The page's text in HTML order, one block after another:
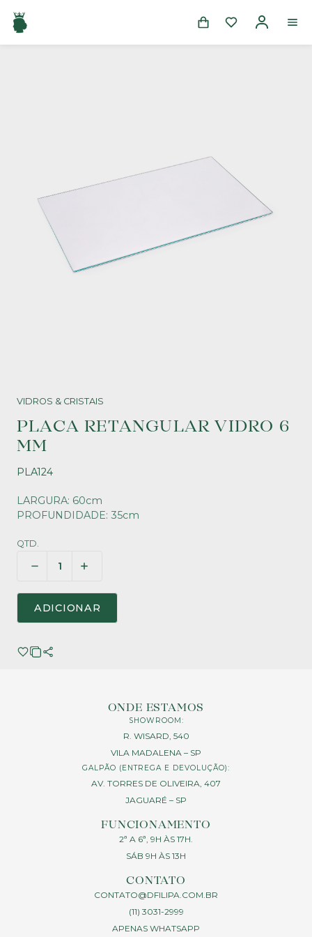
VIDROS & CRISTAIS
PLACA RETANGULAR VIDRO 6
MM
PLA124
LARGURA: 60cm
PROFUNDIDADE: 35cm
QTD.
ADICIONAR
ONDE ESTAMOS
SHOWROOM:
R. WISARD, 540
VILA MADALENA – SP
GALPÃO (ENTREGA E DEVOLUÇÃO):
AV. TORRES DE OLIVEIRA, 407
JAGUARÉ – SP
FUNCIONAMENTO
2ª A 6ª, 9H ÀS 17H.
SÁB 9H ÀS 13H
CONTATO
CONTATO@DFILIPA.COM.BR
(11) 3031-2999
APENAS WHATSAPP